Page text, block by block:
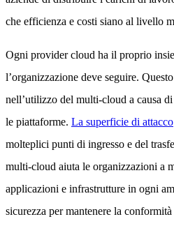
che efficienza e costi siano al livello
Ogni provider cloud ha il proprio
l’organizzazione deve seguire.
nell’utilizzo del multi-cloud a causa
le piattaforme. La superficie di attacco
molteplici punti di ingresso e del
multi-cloud aiuta le organizzazioni a
applicazioni e infrastrutture in ogni
sicurezza per mantenere la